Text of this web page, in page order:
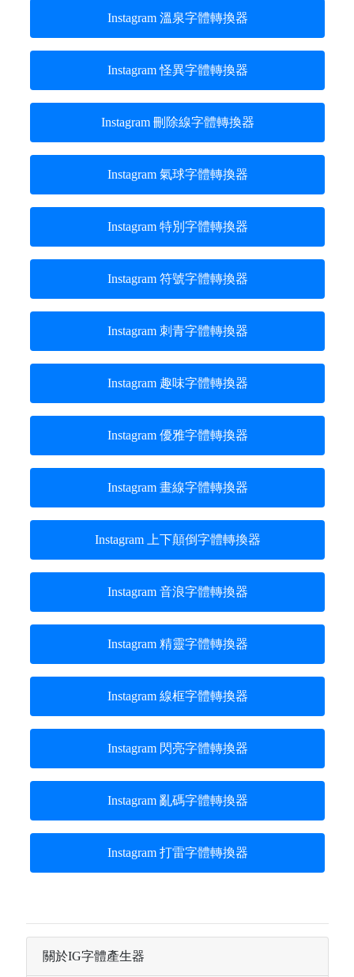
Instagram 溫泉字體轉換器
Instagram 怪異字體轉換器
Instagram 刪除線字體轉換器
Instagram 氣球字體轉換器
Instagram 特別字體轉換器
Instagram 符號字體轉換器
Instagram 刺青字體轉換器
Instagram 趣味字體轉換器
Instagram 優雅字體轉換器
Instagram 畫線字體轉換器
Instagram 上下顛倒字體轉換器
Instagram 音浪字體轉換器
Instagram 精靈字體轉換器
Instagram 線框字體轉換器
Instagram 閃亮字體轉換器
Instagram 亂碼字體轉換器
Instagram 打雷字體轉換器
關於IG字體產生器